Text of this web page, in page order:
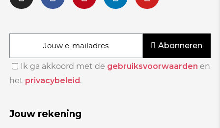
Abonneren
Ik ga akkoord met de gebruiksvoorwaarden en
het privacybeleid.
Jouw rekening